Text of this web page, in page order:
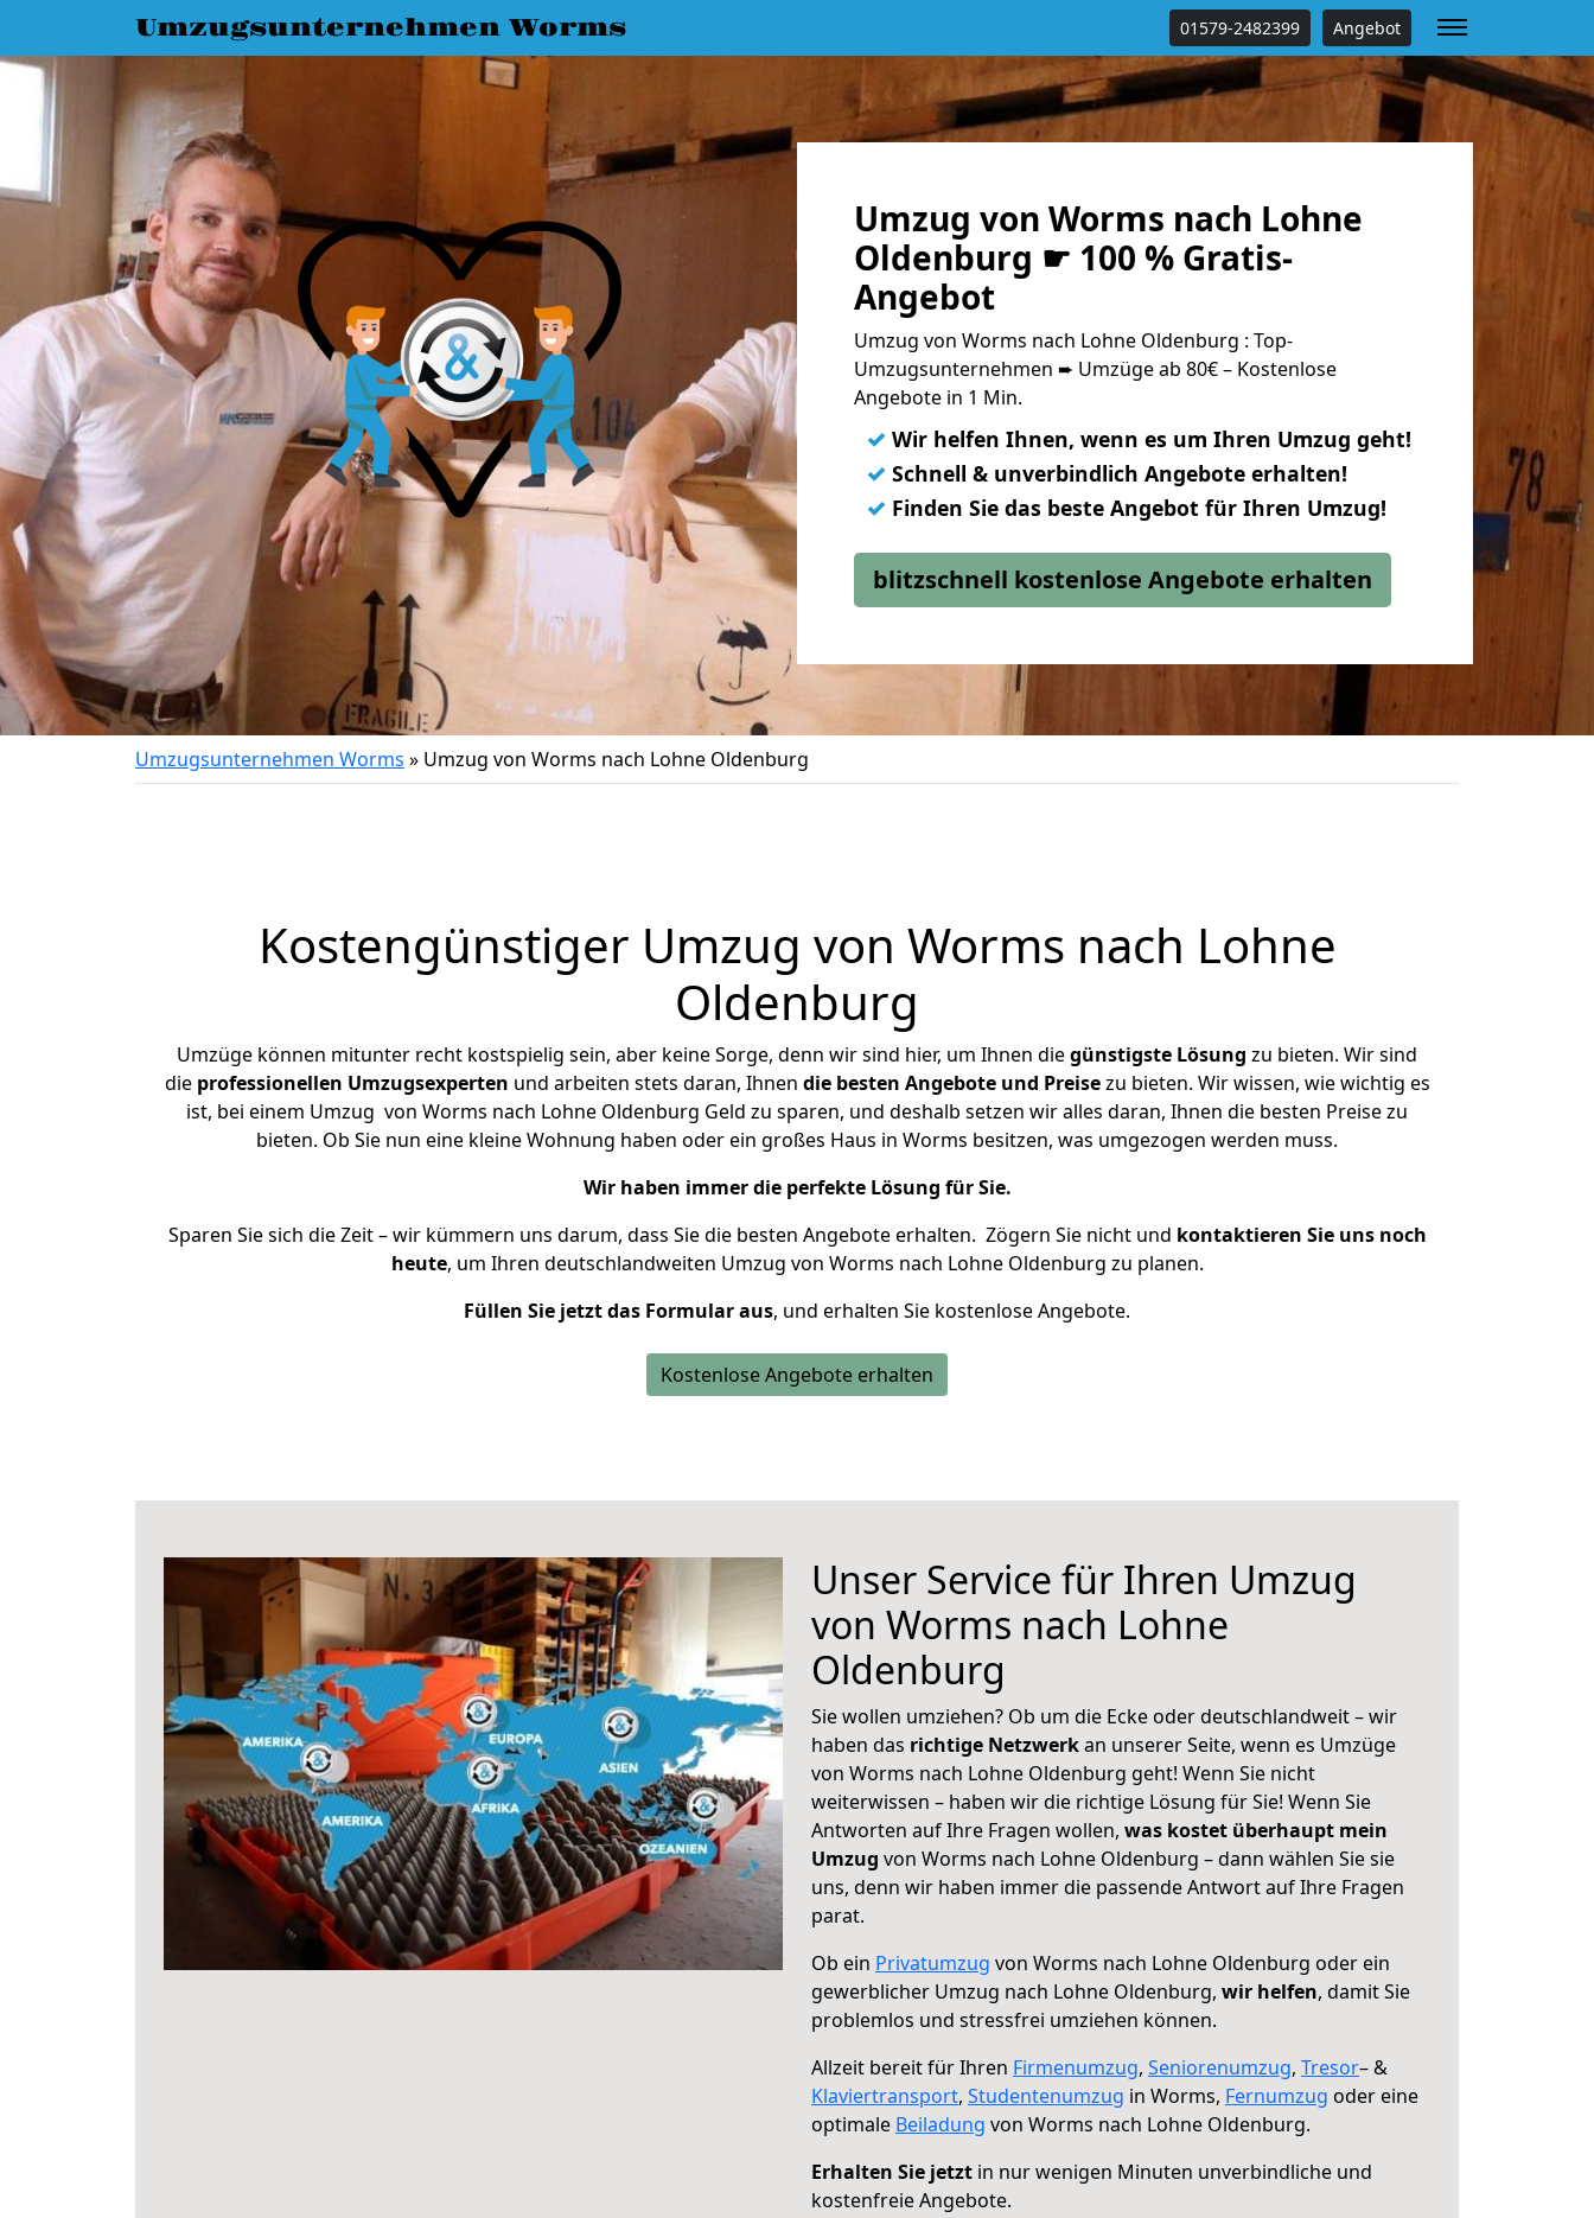
Umzugsunternehmen Worms 01579-2482399 Angebot
Umzug von Worms nach Lohne
Oldenburg ☛ 100 % Gratis-
Angebot
Umzug von Worms nach Lohne Oldenburg : Top-
Umzugsunternehmen ➨ Umzüge ab 80€ – Kostenlose
Angebote in 1 Min.
✓ Wir helfen Ihnen, wenn es um Ihren Umzug geht!
✓ Schnell & unverbindlich Angebote erhalten!
✓ Finden Sie das beste Angebot für Ihren Umzug!
blitzschnell kostenlose Angebote erhalten
Umzugsunternehmen Worms » Umzug von Worms nach Lohne Oldenburg
Kostengünstiger Umzug von Worms nach Lohne
Oldenburg
Umzüge können mitunter recht kostspielig sein, aber keine Sorge, denn wir sind hier, um Ihnen diegünstigste Lösung zu bieten. Wir sind
die professionellen Umzugsexperten und arbeiten stets daran, Ihnen die besten Angebote und Preisezu bieten. Wir wissen, wie wichtig es
ist, bei einem Umzug von Worms nach Lohne Oldenburg Geld zu sparen, und deshalb setzen wir alles daran, Ihnen die besten Preise zu
bieten. Ob Sie nun eine kleine Wohnung haben oder ein großes Haus in Worms besitzen, was umgezogen werden muss.
Wir haben immer die perfekte Lösung für Sie.
Sparen Sie sich die Zeit – wir kümmern uns darum, dass Sie die besten Angebote erhalten. Zögern Sie nicht und kontaktieren Sie uns noch
heute, um Ihren deutschlandweiten Umzug von Worms nach Lohne Oldenburg zu planen.
Füllen Sie jetzt das Formular aus, und erhalten Sie kostenlose Angebote.
Kostenlose Angebote erhalten
Unser Service für Ihren Umzug
von Worms nach Lohne
Oldenburg
Sie wollen umziehen? Ob um die Ecke oder deutschlandweit – wir
haben das richtige Netzwerkan unserer Seite, wenn es Umzüge
von Worms nach Lohne Oldenburg geht! Wenn Sie nicht
weiterwissen – haben wir die richtige Lösung für Sie! Wenn Sie
Antworten auf Ihre Fragen wollen, was kostet überhaupt mein
Umzug von Worms nach Lohne Oldenburg – dann wählen Sie sie
uns, denn wir haben immer die passende Antwort auf Ihre Fragen
parat.
Ob ein Privatumzug von Worms nach Lohne Oldenburg oder ein
gewerblicher Umzug nach Lohne Oldenburg, wir helfen, damit Sie
problemlos und stressfrei umziehen können.
Allzeit bereit für Ihren Firmenumzug, Seniorenumzug, Tresor– &
Klaviertransport, Studentenumzug in Worms, Fernumzug oder eine
optimale Beiladung von Worms nach Lohne Oldenburg.
Erhalten Sie jetzt in nur wenigen Minuten unverbindliche und
kostenfreie Angebote.